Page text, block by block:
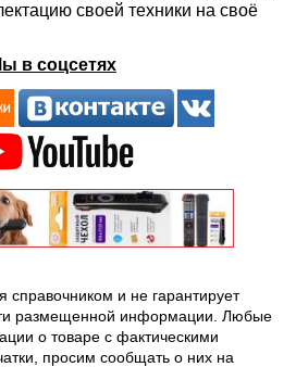
своей техники на своё
в соцсетях
справочником и не гарантирует
размещенной информации. Любые
о товаре с фактическими
просим сообщать о них на